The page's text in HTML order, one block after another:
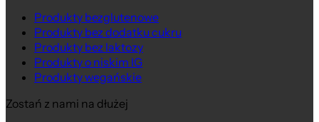
Produkty bezglutenowe
Produkty bez dodatku cukru
Produkty bez laktozy
Produkty o niskim IG
Produkty wegańskie
Zostań z nami na dłużej